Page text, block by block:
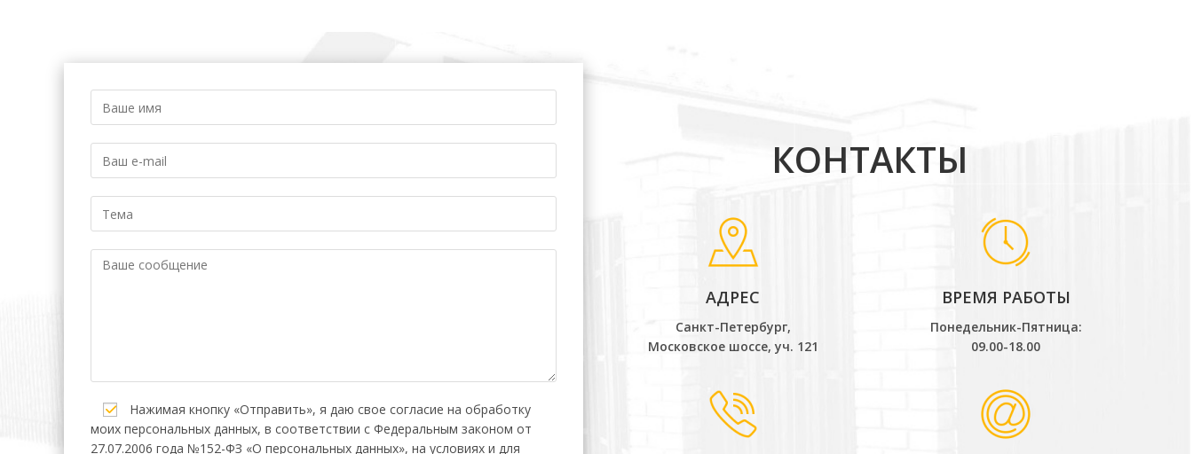
Нажимая кнопку «Отправить», я даю свое согласие на обработку
моих персональных данных, в соответствии с Федеральным законом от
27.07.2006 года №152-ФЗ «О персональных данных», на условиях и для
КОНТАКТЫ
АДРЕС
Санкт-Петербург,
Московское шоссе, уч. 121
ВРЕМЯ РАБОТЫ
Понедельник-Пятница:
09.00-18.00